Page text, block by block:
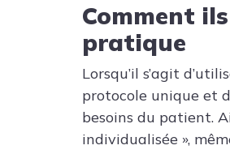
Comment
pratique
Lorsqu’il s’agit
protocole unique et
besoins du patient.
individualisée »,